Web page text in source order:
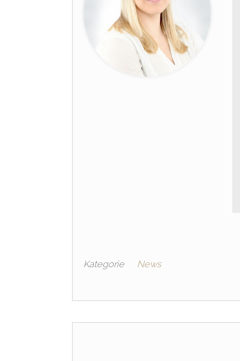
Kategorie News